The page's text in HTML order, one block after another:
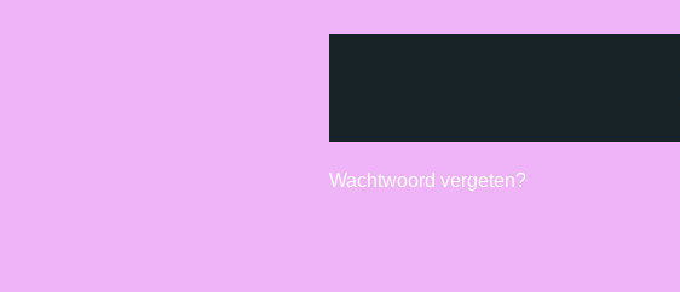
Wachtwoord vergeten?